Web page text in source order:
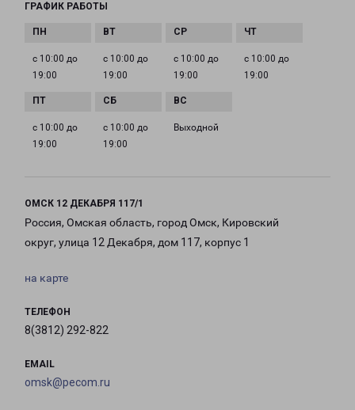
ГРАФИК РАБОТЫ
с 10:00 до
19:00
с 10:00 до
19:00
с 10:00 до
19:00
с 10:00 до
19:00
с 10:00 до
19:00
с 10:00 до
19:00
Выходной
ОМСК 12 ДЕКАБРЯ 117/1
Россия, Омская область, город Омск, Кировский
округ, улица 12 Декабря, дом 117, корпус 1
на карте
ТЕЛЕФОН
8(3812) 292-822
EMAIL
omsk@pecom.ru